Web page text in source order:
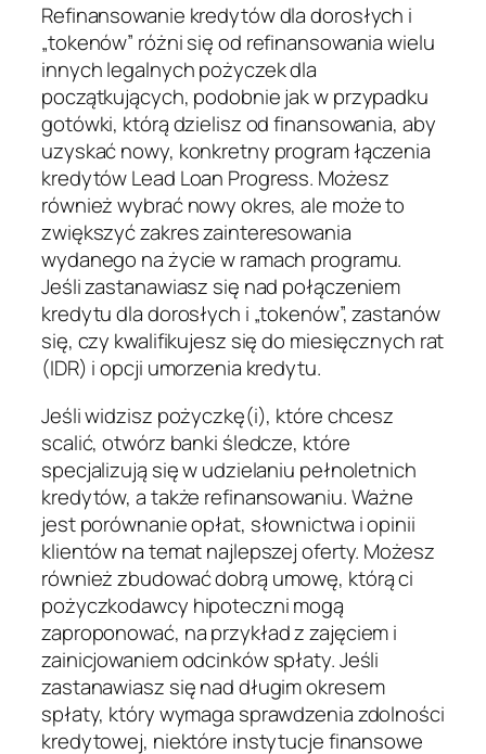
Refinansowanie kredytów dla dorosłych i
„tokenów” różni się od refinansowania wielu
innych legalnych pożyczek dla
początkujących, podobnie jak w przypadku
gotówki, którą dzielisz od finansowania, aby
uzyskać nowy, konkretny program łączenia
kredytów Lead Loan Progress. Możesz
również wybrać nowy okres, ale może to
zwiększyć zakres zainteresowania
wydanego na życie w ramach programu.
Jeśli zastanawiasz się nad połączeniem
kredytu dla dorosłych i „tokenów”, zastanów
się, czy kwalifikujesz się do miesięcznych rat
(IDR) i opcji umorzenia kredytu.
Jeśli widzisz pożyczkę(i), które chcesz
scalić, otwórz banki śledcze, które
specjalizują się w udzielaniu pełnoletnich
kredytów, a także refinansowaniu. Ważne
jest porównanie opłat, słownictwa i opinii
klientów na temat najlepszej oferty. Możesz
również zbudować dobrą umowę, którą ci
pożyczkodawcy hipoteczni mogą
zaproponować, na przykład z zajęciem i
zainicjowaniem odcinków spłaty. Jeśli
zastanawiasz się nad długim okresem
spłaty, który wymaga sprawdzenia zdolności
kredytowej, niektóre instytucje finansowe